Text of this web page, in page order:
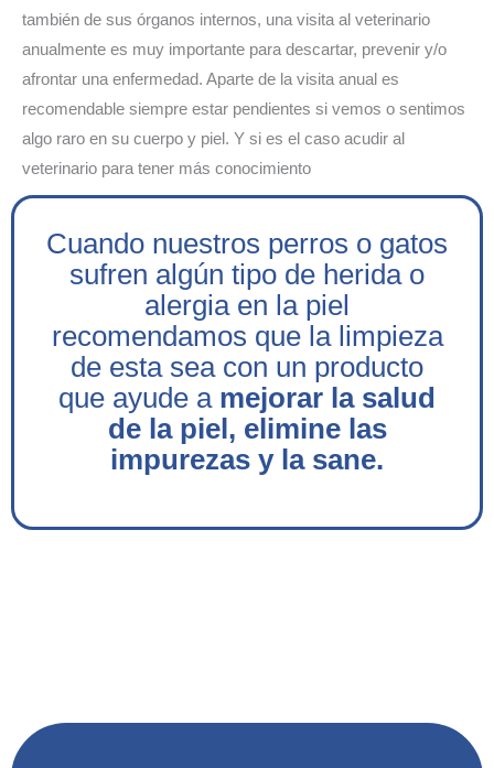
también de sus órganos internos, una visita al veterinario
anualmente es muy importante para descartar, prevenir y/o
afrontar una enfermedad. Aparte de la visita anual es
recomendable siempre estar pendientes si vemos o sentimos
algo raro en su cuerpo y piel. Y si es el caso acudir al
veterinario para tener más conocimiento
Cuando nuestros perros o gatos
sufren algún tipo de herida o
alergia en la piel
recomendamos que la limpieza
de esta sea con un producto
que ayude a mejorar la salud
de la piel, elimine las
impurezas y la sane.